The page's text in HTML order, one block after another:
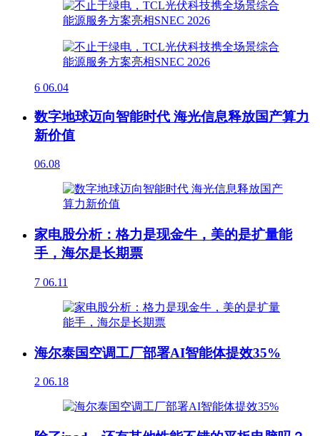
6 06.04
数字地球迈向智能时代 海光信息释放国产算力
新价值
06.08
家电股分析：格力是现金牛，美的是扩量能
手，海尔是长期票
7 06.11
海尔泰国空调工厂部署AI智能体提效35%
2 06.18